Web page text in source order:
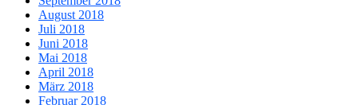
August 2018
Juli 2018
Juni 2018
Mai 2018
April 2018
März 2018
Februar 2018